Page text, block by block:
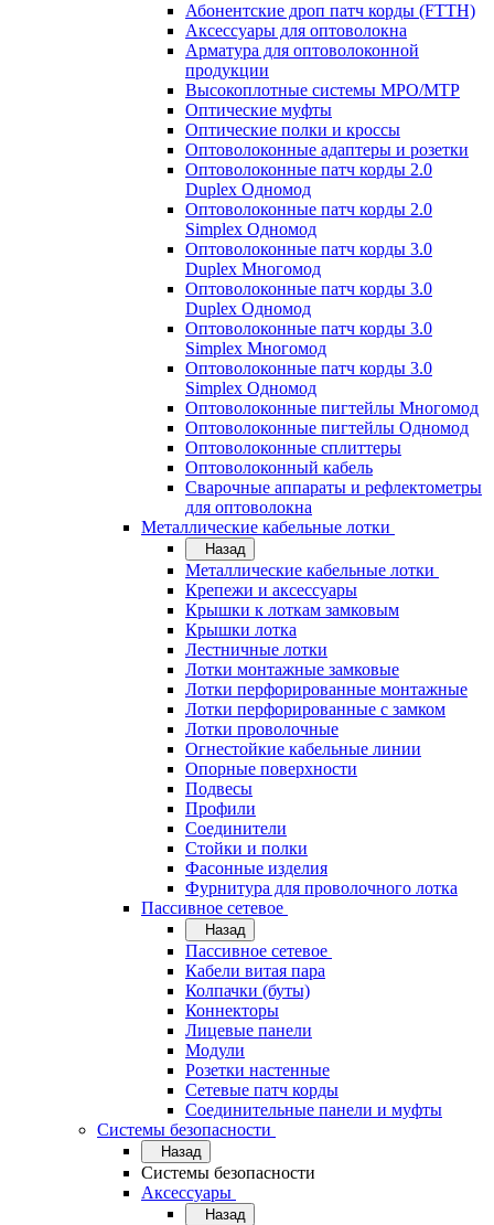
Абонентские дроп патч корды (FTTH)
Аксессуары для оптоволокна
Арматура для оптоволоконной
продукции
Высокоплотные системы MPO/MTP
Оптические муфты
Оптические полки и кроссы
Оптоволоконные адаптеры и розетки
Оптоволоконные патч корды 2.0
Duplex Одномод
Оптоволоконные патч корды 2.0
Simplex Одномод
Оптоволоконные патч корды 3.0
Duplex Многомод
Оптоволоконные патч корды 3.0
Duplex Одномод
Оптоволоконные патч корды 3.0
Simplex Многомод
Оптоволоконные патч корды 3.0
Simplex Одномод
Оптоволоконные пигтейлы Многомод
Оптоволоконные пигтейлы Одномод
Оптоволоконные сплиттеры
Оптоволоконный кабель
Сварочные аппараты и рефлектометры
для оптоволокна
Металлические кабельные лотки
Назад
Металлические кабельные лотки
Крепежи и аксессуары
Крышки к лоткам замковым
Крышки лотка
Лестничные лотки
Лотки монтажные замковые
Лотки перфорированные монтажные
Лотки перфорированные с замком
Лотки проволочные
Огнестойкие кабельные линии
Опорные поверхности
Подвесы
Профили
Соединители
Стойки и полки
Фасонные изделия
Фурнитура для проволочного лотка
Пассивное сетевое
Назад
Пассивное сетевое
Кабели витая пара
Колпачки (буты)
Коннекторы
Лицевые панели
Модули
Розетки настенные
Сетевые патч корды
Соединительные панели и муфты
Системы безопасности
Назад
Системы безопасности
Аксессуары
Назад